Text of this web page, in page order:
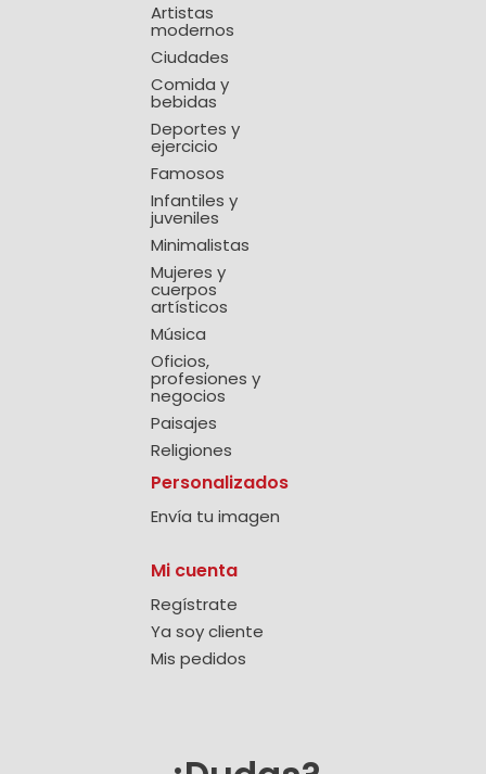
Artistas
modernos
Ciudades
Comida y
bebidas
Deportes y
ejercicio
Famosos
Infantiles y
juveniles
Minimalistas
Mujeres y
cuerpos
artísticos
Música
Oficios,
profesiones y
negocios
Paisajes
Religiones
Personalizados
Envía tu imagen
Mi cuenta
Regístrate
Ya soy cliente
Mis pedidos